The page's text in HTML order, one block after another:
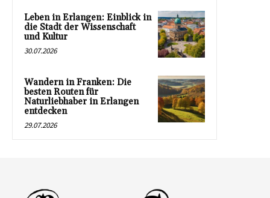
Leben in Erlangen: Einblick in
die Stadt der Wissenschaft
und Kultur
30.07.2026
Wandern in Franken: Die
besten Routen für
Naturliebhaber in Erlangen
entdecken
29.07.2026